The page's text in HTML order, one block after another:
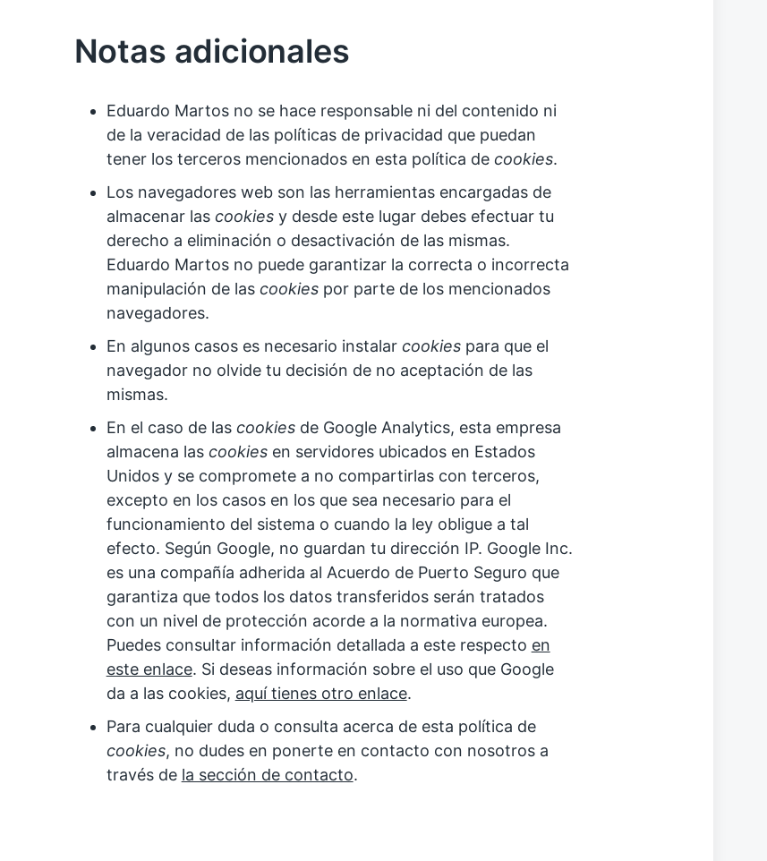
Notas adicionales
Eduardo Martos no se hace responsable ni del contenido ni
de la veracidad de las políticas de privacidad que puedan
tener los terceros mencionados en esta política de cookies.
Los navegadores web son las herramientas encargadas de
almacenar las cookiesy desde este lugar debes efectuar tu
derecho a eliminación o desactivación de las mismas.
Eduardo Martos no puede garantizar la correcta o incorrecta
manipulación de las cookiespor parte de los mencionados
navegadores.
En algunos casos es necesario instalar cookiespara que el
navegador no olvide tu decisión de no aceptación de las
mismas.
En el caso de las cookiesde Google Analytics, esta empresa
almacena las cookiesen servidores ubicados en Estados
Unidos y se compromete a no compartirlas con terceros,
excepto en los casos en los que sea necesario para el
funcionamiento del sistema o cuando la ley obligue a tal
efecto. Según Google, no guardan tu dirección IP. Google Inc.
es una compañía adherida al Acuerdo de Puerto Seguro que
garantiza que todos los datos transferidos serán tratados
con un nivel de protección acorde a la normativa europea.
Puedes consultar información detallada a este respecto en
este enlace. Si deseas información sobre el uso que Google
da a las cookies, aquí tienes otro enlace.
Para cualquier duda o consulta acerca de esta política de
cookies, no dudes en ponerte en contacto con nosotros a
través de la sección de contacto.